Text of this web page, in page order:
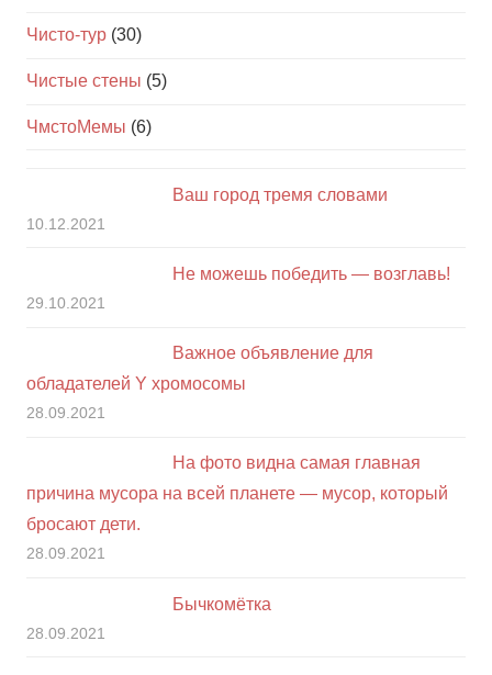
Чисто-тур (30)
Чистые стены (5)
ЧмстоМемы (6)
Ваш город тремя словами
10.12.2021
Не можешь победить — возглавь!
29.10.2021
Важное объявление для
обладателей Y хромосомы
28.09.2021
На фото видна самая главная
причина мусора на всей планете — мусор, который
бросают дети.
28.09.2021
Бычкомётка
28.09.2021